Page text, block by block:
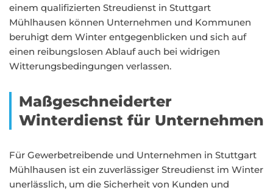
einem qualifizierten Streudienst in Stuttgart
Mühlhausen können Unternehmen und Kommunen
beruhigt dem Winter entgegenblicken und sich auf
einen reibungslosen Ablauf auch bei widrigen
Witterungsbedingungen verlassen.
Maßgeschneiderter
Winterdienst für Unternehmen
Für Gewerbetreibende und Unternehmen in Stuttgart
Mühlhausen ist ein zuverlässiger Streudienst im Winter
unerlässlich, um die Sicherheit von Kunden und